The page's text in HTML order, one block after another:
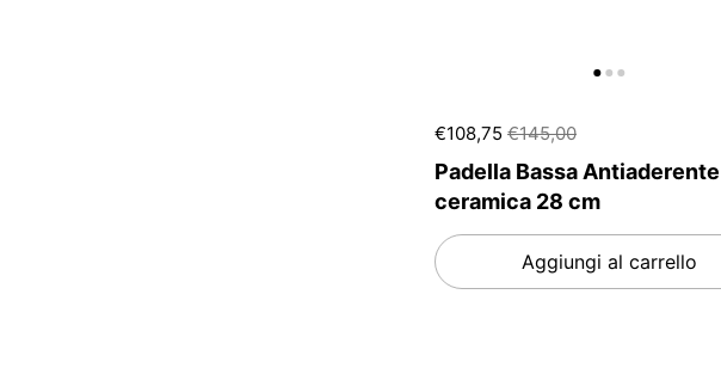
€108,75 €145,00
Padella Bassa Antiaderente
ceramica 28 cm
Aggiungi al carrello